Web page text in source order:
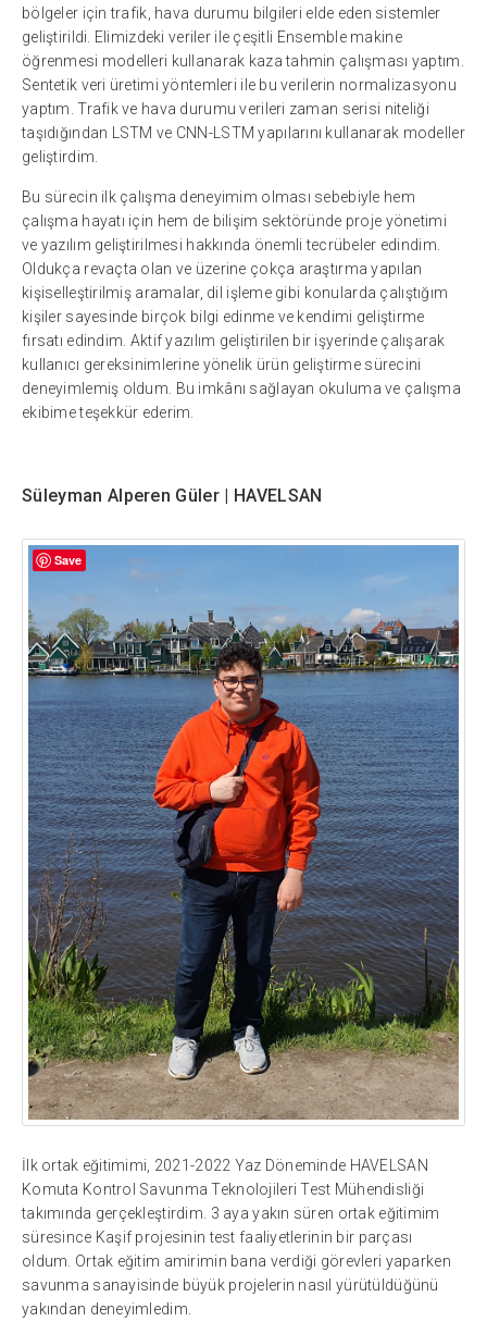
bölgeler için trafik, hava durumu bilgileri elde eden sistemler
geliştirildi. Elimizdeki veriler ile çeşitli Ensemble makine
öğrenmesi modelleri kullanarak kaza tahmin çalışması yaptım.
Sentetik veri üretimi yöntemleri ile bu verilerin normalizasyonu
yaptım. Trafik ve hava durumu verileri zaman serisi niteliği
taşıdığından LSTM ve CNN-LSTM yapılarını kullanarak modeller
geliştirdim.
Bu sürecin ilk çalışma deneyimim olması sebebiyle hem
çalışma hayatı için hem de bilişim sektöründe proje yönetimi
ve yazılım geliştirilmesi hakkında önemli tecrübeler edindim.
Oldukça revaçta olan ve üzerine çokça araştırma yapılan
kişiselleştirilmiş aramalar, dil işleme gibi konularda çalıştığım
kişiler sayesinde birçok bilgi edinme ve kendimi geliştirme
fırsatı edindim. Aktif yazılım geliştirilen bir işyerinde çalışarak
kullanıcı gereksinimlerine yönelik ürün geliştirme sürecini
deneyimlemiş oldum. Bu imkânı sağlayan okuluma ve çalışma
ekibime teşekkür ederim.
Süleyman Alperen Güler | HAVELSAN
İlk ortak eğitimimi, 2021-2022 Yaz Döneminde HAVELSAN
Komuta Kontrol Savunma Teknolojileri Test Mühendisliği
takımında gerçekleştirdim. 3 aya yakın süren ortak eğitimim
süresince Kaşif projesinin test faaliyetlerinin bir parçası
oldum. Ortak eğitim amirimin bana verdiği görevleri yaparken
savunma sanayisinde büyük projelerin nasıl yürütüldüğünü
yakından deneyimledim.
Save